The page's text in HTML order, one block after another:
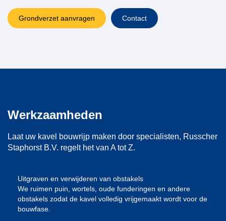
Grondverzet aanvragen Contact
Werkzaamheden
Laat uw kavel bouwrijp maken door specialisten, Russcher
Staphorst B.V. regelt het van A tot Z.
Uitgraven en verwijderen van obstakels
We ruimen puin, wortels, oude funderingen en andere
obstakels zodat de kavel volledig vrijgemaakt wordt voor de
bouwfase.